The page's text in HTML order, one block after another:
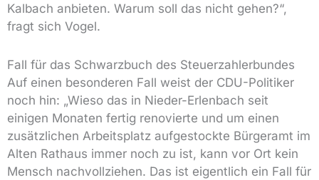
Kalbach anbieten. Warum soll das nicht gehen?“,
fragt sich Vogel.
Fall für das Schwarzbuch des Steuerzahlerbundes
Auf einen besonderen Fall weist der CDU-Politiker
noch hin: „Wieso das in Nieder-Erlenbach seit
einigen Monaten fertig renovierte und um einen
zusätzlichen Arbeitsplatz aufgestockte Bürgeramt im
Alten Rathaus immer noch zu ist, kann vor Ort kein
Mensch nachvollziehen. Das ist eigentlich ein Fall für